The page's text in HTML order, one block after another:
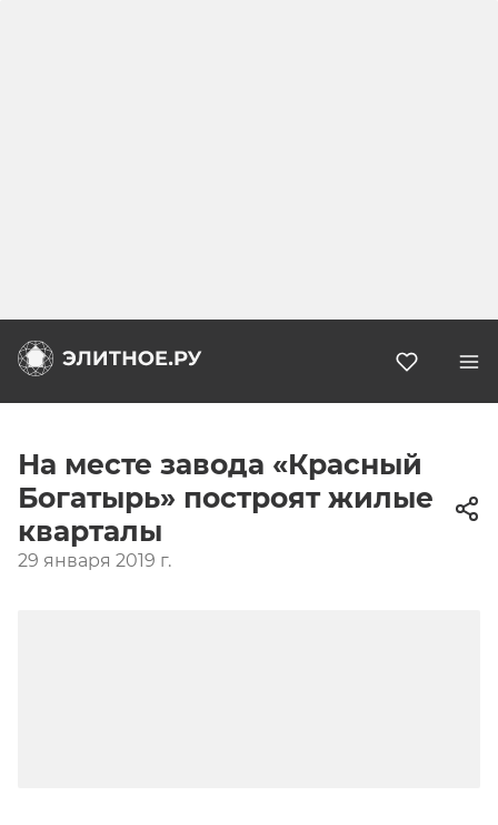
На месте завода «Красный
Богатырь» построят жилые
кварталы
29 января 2019 г.